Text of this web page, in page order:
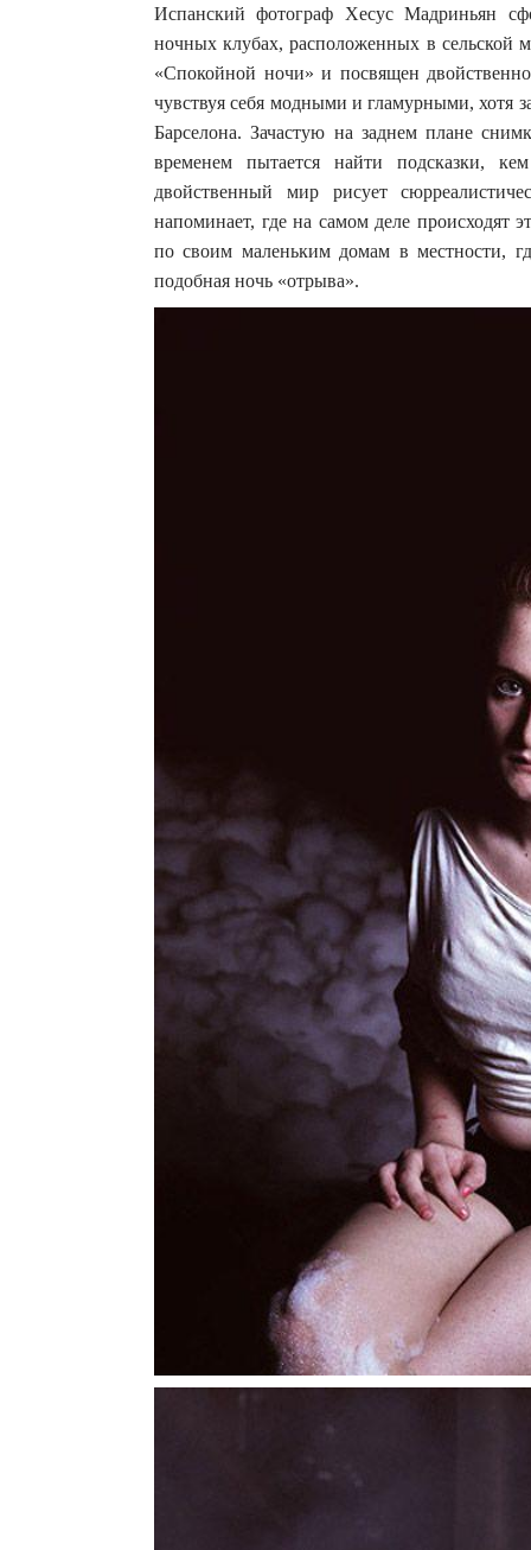
Испанский фотограф Хесус Мадриньян
ночных клубах, расположенных в сельской
«Спокойной ночи» и посвящен
чувствуя себя модными и гламурными, хотя
Барселона. Зачастую на заднем плане
временем пытается найти подсказки,
двойственный мир рисует
напоминает, где на самом деле происходят
по своим маленьким домам в местности,
подобная ночь «отрыва».